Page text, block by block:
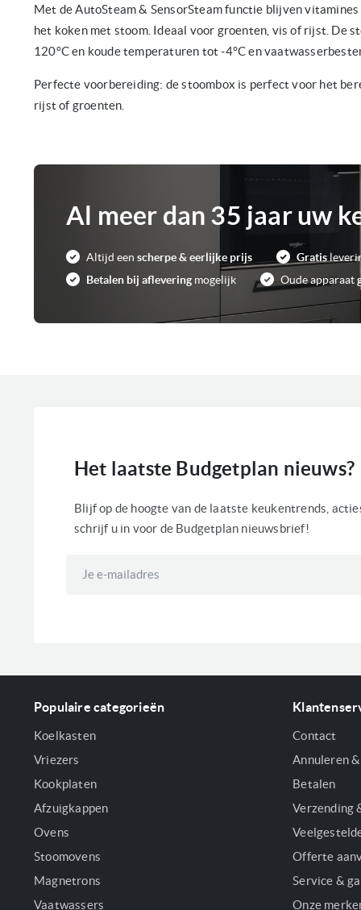
Met de AutoSteam & SensorSteam functie blijven
het koken met stoom. Ideaal voor groenten, vis of rijst. De
120°C en koude temperaturen tot -4°C en
Perfecte voorbereiding: de stoombox is perfect voor het
rijst of groenten.
Al meer dan 35 jaar uw
Altijd een scherpe & eerlijke prijs Gratis
Betalen bij aflevering mogelijk Oude apparaat
Het laatste Budgetplan nieuws?
Blijf op de hoogte van de laatste keukentrends,
schrijf u in voor de Budgetplan nieuwsbrief!
Populaire categorieën
Koelkasten
Vriezers
Kookplaten
Afzuigkappen
Ovens
Stoomovens
Magnetrons
Vaatwassers
Contact
Annuleren
Betalen
Verzending
Offerte
Service &
Onze